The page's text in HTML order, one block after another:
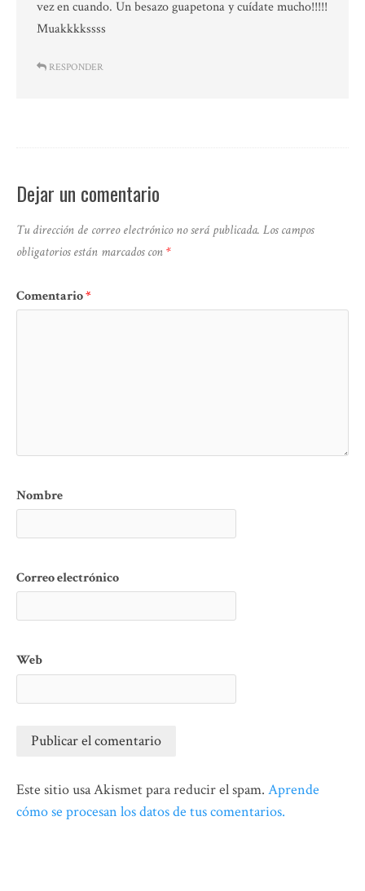
vez en cuando. Un besazo guapetona y cuídate mucho!!!!!
Muakkkkssss
RESPONDER
Dejar un comentario
Tu dirección de correo electrónico no será publicada. Los campos
obligatorios están marcados con*
Comentario*
Nombre
Correo electrónico
Web
Este sitio usa Akismet para reducir el spam. Aprende
cómo se procesan los datos de tus comentarios.